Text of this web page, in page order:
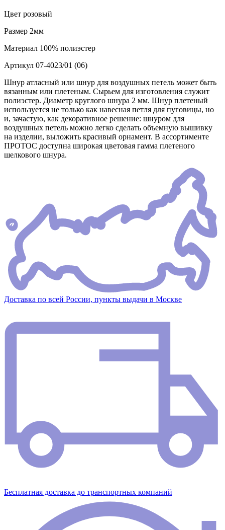
Цвет розовый
Размер 2мм
Материал 100% полиэстер
Артикул 07-4023/01 (06)
Шнур атласный или шнур для воздушных петель может быть
вязанным или плетеным. Сырьем для изготовления служит
полиэстер. Диаметр круглого шнура 2 мм. Шнур плетеный
используется не только как навесная петля для пуговицы, но
и, зачастую, как декоративное решение: шнуром для
воздушных петель можно легко сделать объемную вышивку
на изделии, выложить красивый орнамент. В ассортименте
ПРОТОС доступна широкая цветовая гамма плетеного
шелкового шнура.
Доставка по всей России, пункты выдачи в Москве
Бесплатная доставка до транспортных компаний